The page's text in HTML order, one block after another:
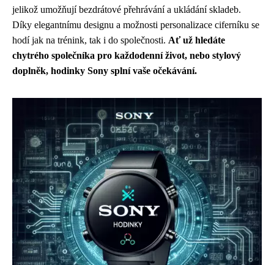
jelikož umožňují bezdrátové přehrávání a ukládání skladeb.
Díky elegantnímu designu a možnosti personalizace ciferníku se
hodí jak na trénink, tak i do společnosti. Ať už hledáte
chytrého společníka pro každodenní život, nebo stylový
doplněk, hodinky Sony splní vaše očekávání.